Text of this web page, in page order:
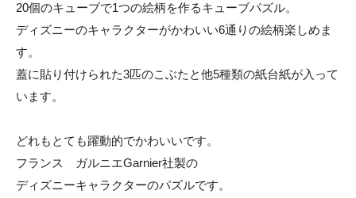
20個のキューブで1つの絵柄を作るキューブパズル。
ディズニーのキャラクターがかわいい6通りの絵柄楽しめま
す。
蓋に貼り付けられた3匹のこぶたと他5種類の紙台紙が入って
います。
どれもとても躍動的でかわいいです。
フランス　ガルニエGarnier社製の
ディズニーキャラクターのパズルです。